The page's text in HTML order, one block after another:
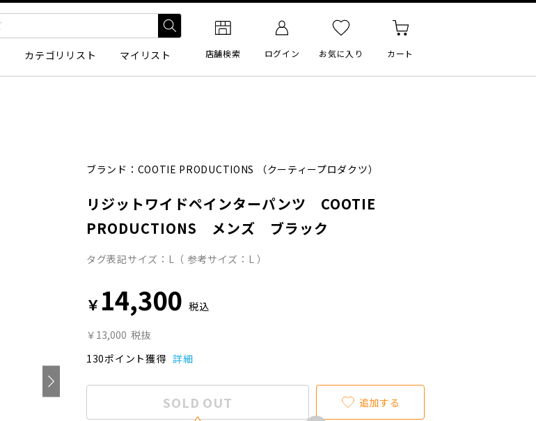
カテゴリリスト マイリスト 店舗検索 ログイン お気に入り カート
ブランド： COOTIE PRODUCTIONS （クーティープロダクツ）
リジットワイドペインターパンツ COOTIE
PRODUCTIONS メンズ ブラック
タグ表記サイズ：L（ 参考サイズ：L ）
￥ 14,300 税込
￥13,000 税抜
130ポイント獲得 詳細
SOLD OUT 追加する